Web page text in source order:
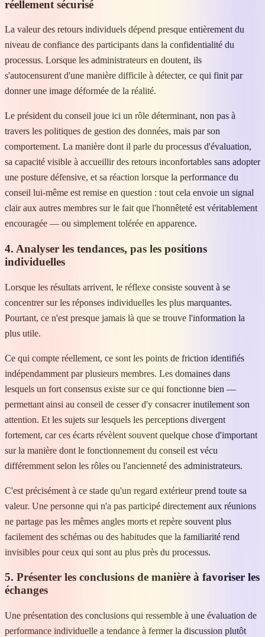
réellement sécurisé
La valeur des retours individuels dépend presque entièrement du
niveau de confiance des participants dans la confidentialité du
processus. Lorsque les administrateurs en doutent, ils
s'autocensurent d'une manière difficile à détecter, ce qui finit par
donner une image déformée de la réalité.
Le président du conseil joue ici un rôle déterminant, non pas à
travers les politiques de gestion des données, mais par son
comportement. La manière dont il parle du processus d'évaluation,
sa capacité visible à accueillir des retours inconfortables sans adopter
une posture défensive, et sa réaction lorsque la performance du
conseil lui-même est remise en question : tout cela envoie un signal
clair aux autres membres sur le fait que l'honnêteté est véritablement
encouragée — ou simplement tolérée en apparence.
4. Analyser les tendances, pas les positions
individuelles
Lorsque les résultats arrivent, le réflexe consiste souvent à se
concentrer sur les réponses individuelles les plus marquantes.
Pourtant, ce n'est presque jamais là que se trouve l'information la
plus utile.
Ce qui compte réellement, ce sont les points de friction identifiés
indépendamment par plusieurs membres. Les domaines dans
lesquels un fort consensus existe sur ce qui fonctionne bien —
permettant ainsi au conseil de cesser d'y consacrer inutilement son
attention. Et les sujets sur lesquels les perceptions divergent
fortement, car ces écarts révèlent souvent quelque chose d'important
sur la manière dont le fonctionnement du conseil est vécu
différemment selon les rôles ou l'ancienneté des administrateurs.
C'est précisément à ce stade qu'un regard extérieur prend toute sa
valeur. Une personne qui n'a pas participé directement aux réunions
ne partage pas les mêmes angles morts et repère souvent plus
facilement des schémas ou des habitudes que la familiarité rend
invisibles pour ceux qui sont au plus près du processus.
5. Présenter les conclusions de manière à favoriser les
échanges
Une présentation des conclusions qui ressemble à une évaluation de
performance individuelle a tendance à fermer la discussion plutôt